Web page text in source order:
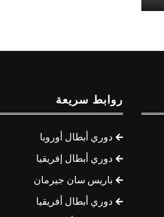
روابط سريعة
دوري أبطال أوروبا
دوري أبطال إفريقيا
باريس سان جيرمان
دوري أبطال أفريقيا